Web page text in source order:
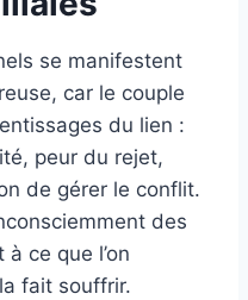
se manifestent
car le couple
du lien :
peur du rejet,
de gérer le conflit.
des
ce que l’on
fait souffrir.